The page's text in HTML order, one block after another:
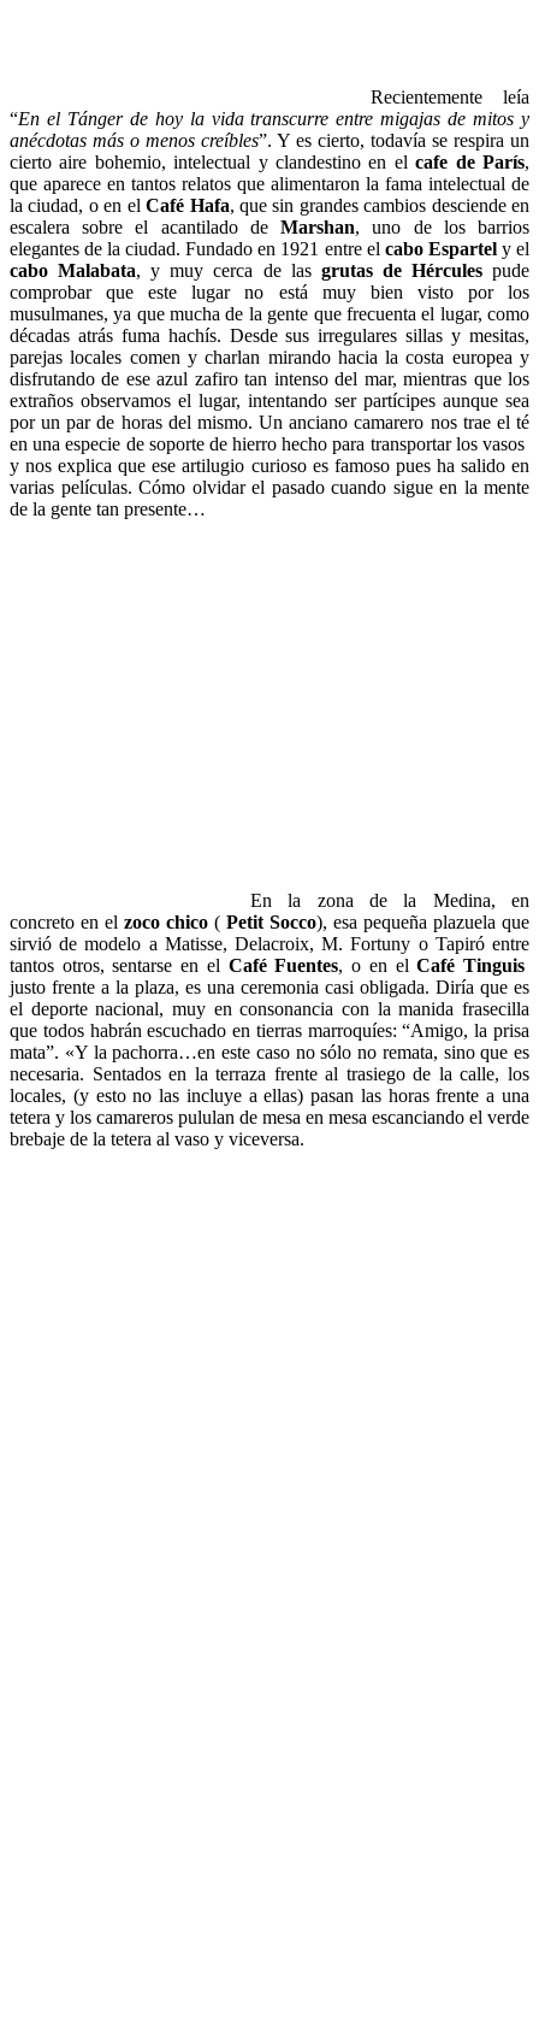
Recientemente leía
“En el Tánger de hoy la vida transcurre entre migajas de mitos y
anécdotas más o menos creíbles”. Y es cierto, todavía se respira un
cierto aire bohemio, intelectual y clandestino en elcafe de París,
que aparece en tantos relatos que alimentaron la fama intelectual de
la ciudad, o en elCafé Hafa, que sin grandes cambios desciende en
escalera sobre el acantilado deMarshan, uno de los barrios
elegantes de la ciudad. Fundado en 1921 entre el cabo Espartely el
cabo Malabata, y muy cerca de las grutas de Hérculespude
comprobar que este lugar no está muy bien visto por los
musulmanes, ya que mucha de la gente que frecuenta el lugar, como
décadas atrás fuma hachís. Desde sus irregulares sillas y mesitas,
parejas locales comen y charlan mirando hacia la costa europea y
disfrutando de ese azul zafiro tan intenso del mar, mientras que los
extraños observamos el lugar, intentando ser partícipes aunque sea
por un par de horas del mismo. Un anciano camarero nos trae el té
en una especie de soporte de hierro hecho para transportar los vasos
y nos explica que ese artilugio curioso es famoso pues ha salido en
varias películas. Cómo olvidar el pasado cuando sigue en la mente
de la gente tan presente…
En la zona de la Medina, en
concreto en el zoco chico ( Petit Socco), esa pequeña plazuela que
sirvió de modelo a Matisse, Delacroix, M. Fortuny o Tapiró entre
tantos otros, sentarse en el Café Fuentes, o en elCafé Tinguis
justo frente a la plaza, es una ceremonia casi obligada. Diría que es
el deporte nacional, muy en consonancia con la manida frasecilla
que todos habrán escuchado en tierras marroquíes: “Amigo, la prisa
mata”. «Y la pachorra…en este caso no sólo no remata, sino que es
necesaria. Sentados en la terraza frente al trasiego de la calle, los
locales, (y esto no las incluye a ellas) pasan las horas frente a una
tetera y los camareros pululan de mesa en mesa escanciando el verde
brebaje de la tetera al vaso y viceversa.